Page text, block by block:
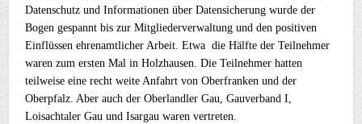
Datenschutz und Informationen über Datensicherung wurde der
Bogen gespannt bis zur Mitgliederverwaltung und den positiven
Einflüssen ehrenamtlicher Arbeit. Etwa die Hälfte der Teilnehmer
waren zum ersten Mal in Holzhausen. Die Teilnehmer hatten
teilweise eine recht weite Anfahrt von Oberfranken und der
Oberpfalz. Aber auch der Oberlandler Gau, Gauverband I,
Loisachtaler Gau und Isargau waren vertreten.